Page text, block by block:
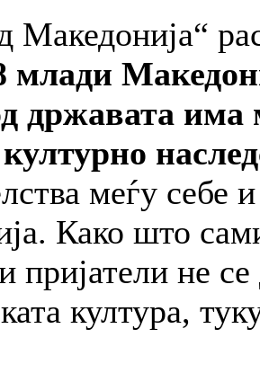
Македонија“
млади
државата има
меѓу себе
Како што
пријатели не
култура,